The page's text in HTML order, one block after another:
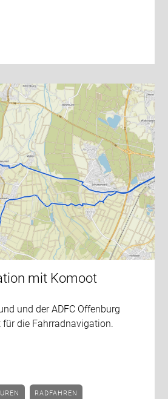
mit Komoot
und der ADFC Offenburg
die Fahrradnavigation.
RADFAHREN